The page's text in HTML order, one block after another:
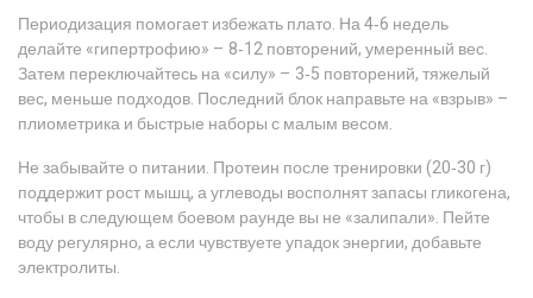
Периодизация помогает избежать плато. На 4‑6 недель
делайте «гипертрофию» – 8‑12 повторений, умеренный вес.
Затем переключайтесь на «силу» – 3‑5 повторений, тяжелый
вес, меньше подходов. Последний блок направьте на «взрыв» –
плиометрика и быстрые наборы с малым весом.
Не забывайте о питании. Протеин после тренировки (20‑30 г)
поддержит рост мышц, а углеводы восполнят запасы гликогена,
чтобы в следующем боевом раунде вы не «залипали». Пейте
воду регулярно, а если чувствуете упадок энергии, добавьте
электролиты.